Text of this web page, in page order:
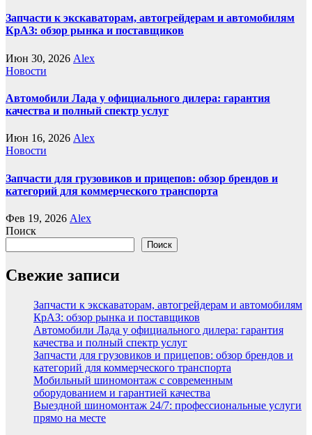
Запчасти к экскаваторам, автогрейдерам и автомобилям
КрАЗ: обзор рынка и поставщиков
Июн 30, 2026 Alex
Новости
Автомобили Лада у официального дилера: гарантия
качества и полный спектр услуг
Июн 16, 2026 Alex
Новости
Запчасти для грузовиков и прицепов: обзор брендов и
категорий для коммерческого транспорта
Фев 19, 2026 Alex
Поиск
Поиск
Свежие записи
Запчасти к экскаваторам, автогрейдерам и автомобилям
КрАЗ: обзор рынка и поставщиков
Автомобили Лада у официального дилера: гарантия
качества и полный спектр услуг
Запчасти для грузовиков и прицепов: обзор брендов и
категорий для коммерческого транспорта
Мобильный шиномонтаж с современным
оборудованием и гарантией качества
Выездной шиномонтаж 24/7: профессиональные услуги
прямо на месте